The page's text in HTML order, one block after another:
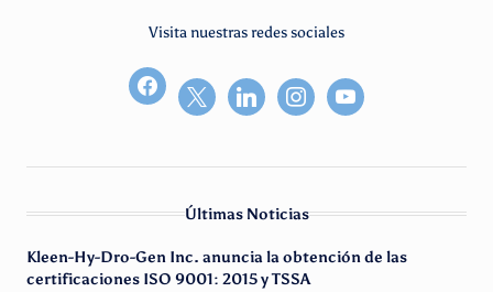
Visita nuestras redes sociales
facebook2
Últimas Noticias
Kleen-Hy-Dro-Gen Inc. anuncia la obtención de las
certificaciones ISO 9001: 2015 y TSSA